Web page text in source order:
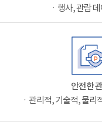
ㆍ행사, 관람
안전한
ㆍ관리적, 기술적, 물리